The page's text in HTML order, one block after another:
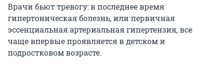
Врачи бьют тревогу: в последнее время
гипертоническая болезнь, или первичная
эссенциальная артериальная гипертензия, все
чаще впервые проявляется в детском и
подростковом возрасте.